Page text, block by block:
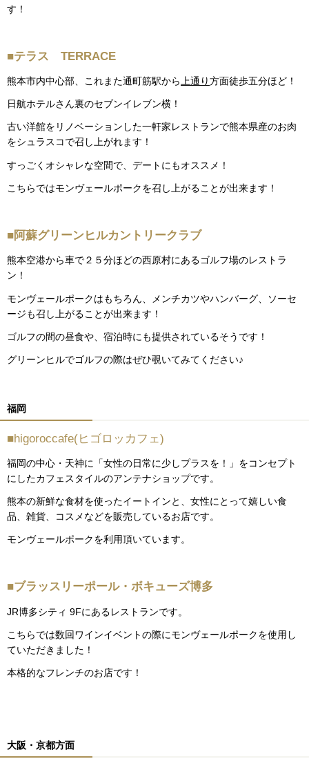
す！
■テラス TERRACE
熊本市内中心部、これまた通町筋駅から 上通り方面徒歩五分ほど！
日航ホテルさん裏のセブンイレブン横！
古い洋館をリノベーションした一軒家レストランで熊本県産のお肉
をシュラスコで召し上がれます！
すっごくオシャレな空間で、デートにもオススメ！
こちらではモンヴェールポークを召し上がることが出来ます！
■阿蘇グリーンヒルカントリークラブ
熊本空港から車で２５分ほどの西原村にあるゴルフ場のレストラ
ン！
モンヴェールポークはもちろん、メンチカツやハンバーグ、ソーセ
ージも召し上がることが出来ます！
ゴルフの間の昼食や、宿泊時にも提供されているそうです！
グリーンヒルでゴルフの際はぜひ覗いてみてください♪
福岡
■higoroccafe(ヒゴロッカフェ)
福岡の中心・天神に「女性の日常に少しプラスを！」をコンセプト
にしたカフェスタイルのアンテナショップです。
熊本の新鮮な食材を使ったイートインと、女性にとって嬉しい食
品、雑貨、コスメなどを販売しているお店です。
モンヴェールポークを利用頂いています。
■ブラッスリーポール・ボキューズ博多
JR博多シティ 9Fにあるレストランです。
こちらでは数回ワインイベントの際にモンヴェールポークを使用し
ていただきました！
本格的なフレンチのお店です！
大阪・京都方面